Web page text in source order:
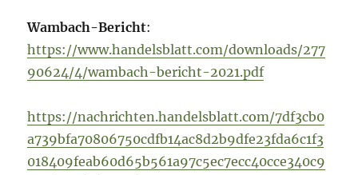
Wambach-Bericht:
https://www.handelsblatt.com/downloads/277
90624/4/wambach-bericht-2021.pdf
https://nachrichten.handelsblatt.com/7df3cb0
a739bfa70806750cdfb14ac8d2b9dfe23fda6c1f3
018409feab60d65b561a97c5ec7ecc40cce340c9